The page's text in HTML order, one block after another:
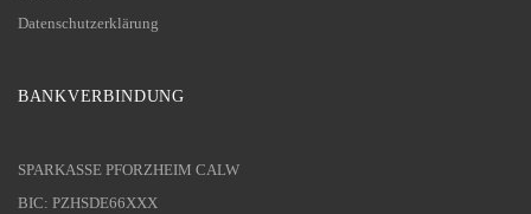
Datenschutzerklärung
BANKVERBINDUNG
SPARKASSE PFORZHEIM CALW
BIC: PZHSDE66XXX